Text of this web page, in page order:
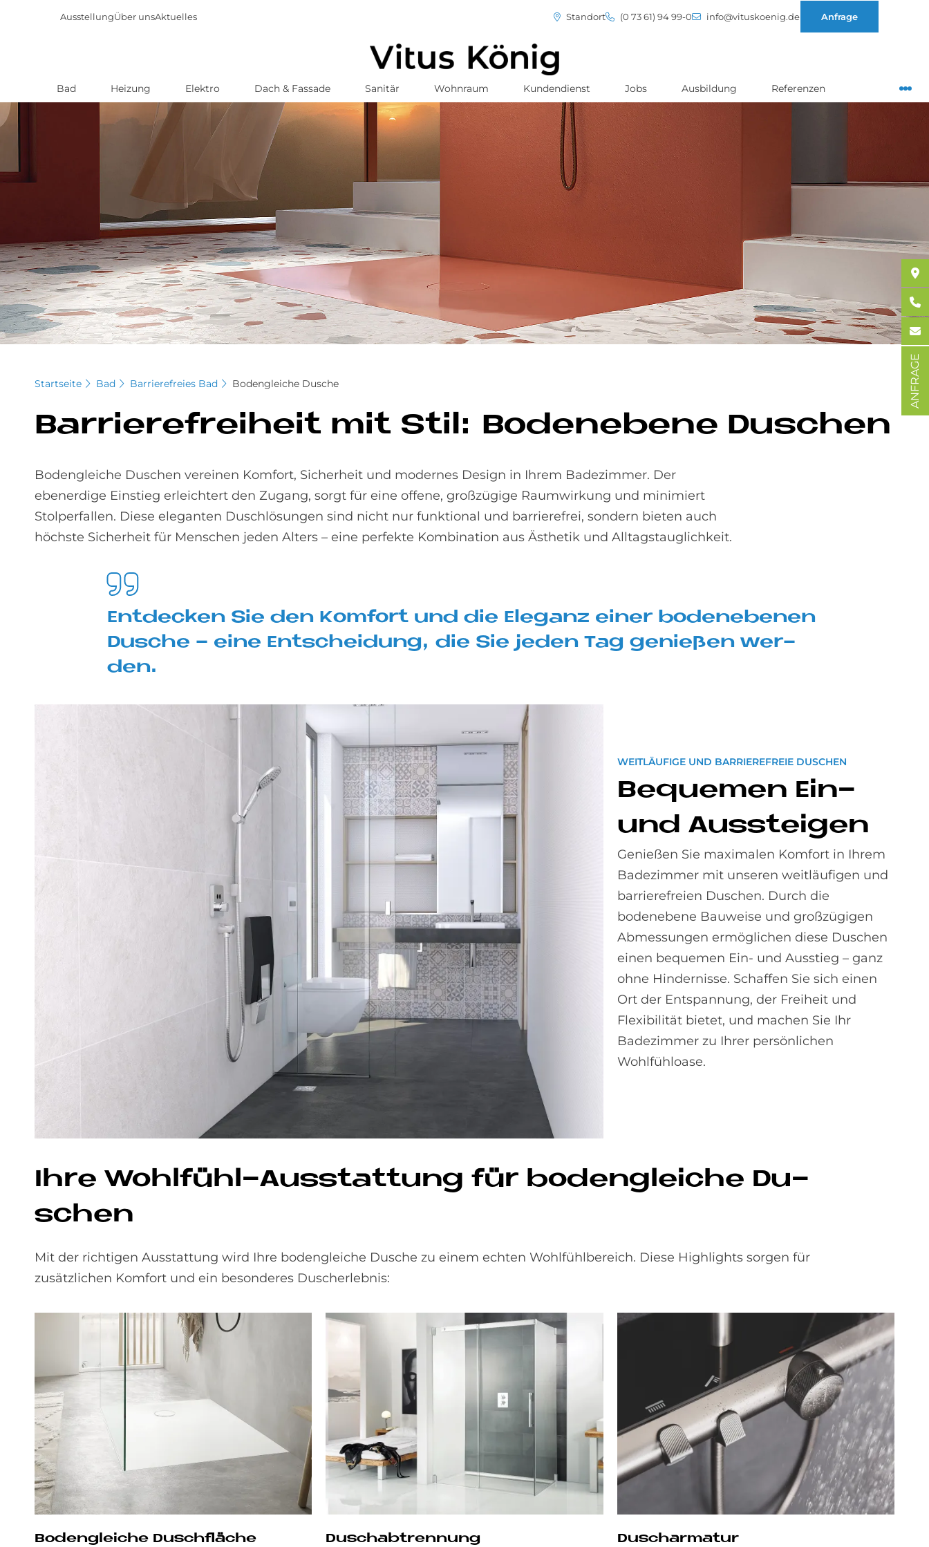
Direkt
zum
Inhalt
AusstellungÜber unsAktuelles Standort (0 73 61) 94 99-0 info@vituskoenig.de Anfrage
Bad Heizung Elektro Dach & Fassade Sanitär Wohnraum Kundendienst Jobs Ausbildung Referenzen
Startseite Bad Barrierefreies Bad Bodengleiche Dusche
Bar­rie­re­frei­heit mit Stil: Bo­den­ebe­ne Du­schen
Bodengleiche Duschen vereinen Komfort, Sicherheit und modernes Design in Ihrem Badezimmer. Der
ebenerdige Einstieg erleichtert den Zugang, sorgt für eine offene, großzügige Raumwirkung und minimiert
Stolperfallen. Diese eleganten Duschlösungen sind nicht nur funktional und barrierefrei, sondern bieten auch
höchste Sicherheit für Menschen jeden Alters – eine perfekte Kombination aus Ästhetik und Alltagstauglichkeit.
Ent­decken Sie den Kom­fort und die Ele­ganz ei­ner bo­den­ebe­nen
Du­sche - eine Ent­schei­dung, die Sie je­den Tag ge­nie­ßen wer­
den.
WEITLÄUFIGE UND BARRIEREFREIE DUSCHEN
Be­que­men Ein-
und Aus­stei­gen
Genießen Sie maximalen Komfort in Ihrem
Badezimmer mit unseren weitläufigen und
barrierefreien Duschen. Durch die
bodenebene Bauweise und großzügigen
Abmessungen ermöglichen diese Duschen
einen bequemen Ein- und Ausstieg – ganz
ohne Hindernisse. Schaffen Sie sich einen
Ort der Entspannung, der Freiheit und
Flexibilität bietet, und machen Sie Ihr
Badezimmer zu Ihrer persönlichen
Wohlfühloase.
Ihre Wohl­fühl-Aus­stat­tung für bo­den­gleiche Du­
schen
Mit der richtigen Ausstattung wird Ihre bodengleiche Dusche zu einem echten Wohlfühlbereich. Diese Highlights sorgen für
zusätzlichen Komfort und ein besonderes Duscherlebnis:
Bo­den­gleiche Dusch­flä­che Dusch­ab­tren­nung Dusch­ar­ma­tur
ANFRAGE